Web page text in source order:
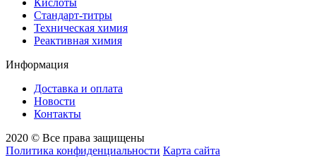
Кислоты
Стандарт-титры
Техническая химия
Реактивная химия
Информация
Доставка и оплата
Новости
Контакты
2020 © Все права защищены
Политика конфиденциальности Карта сайта